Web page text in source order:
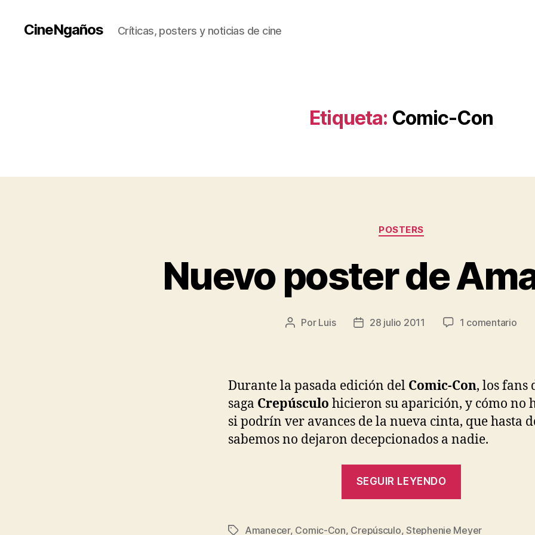
CineNgaños Críticas, posters y noticias de cine
Etiqueta: Comic-Con
Categorías
POSTERS
Nuevo poster de
Autor
Por Luis
Fecha28 julio 2011 1 comentarioen
Durante la pasada edición del Comic-Con, los fans
saga Crepúsculo hicieron su aparición, y cómo no
si podrín ver avances de la nueva cinta, que hasta
sabemos no dejaron decepcionados a nadie.
SEGUIR LEYENDO
Amanecer»
Etiquetas
Amanecer, Comic-Con, Crepúsculo,Stephenie Meyer